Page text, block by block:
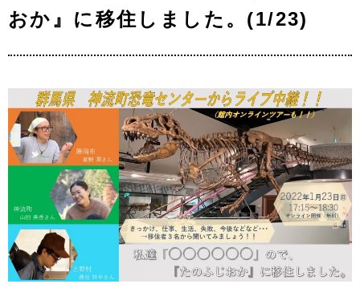
おか』に移住しました。(1/23)